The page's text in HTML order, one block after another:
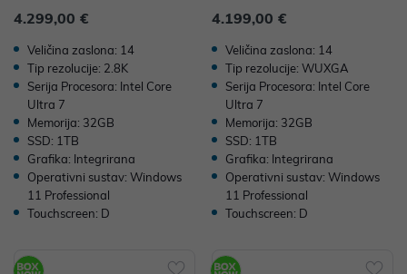
ltra 7 355, 32GB, 1TB SSD, W11
4.299,00 €
Veličina zaslona: 14
Tip rezolucije: 2.8K
Serija Procesora: Intel Core
Ultra 7
Memorija: 32GB
SSD: 1TB
Grafika: Integrirana
Operativni sustav: Windows
11 Professional
Touchscreen: D
7 355, 32GB, 1TB SSD, W11P, In
4.199,00 €
Veličina zaslona: 14
Tip rezolucije: WUXGA
Serija Procesora: Intel Core
Ultra 7
Memorija: 32GB
SSD: 1TB
Grafika: Integrirana
Operativni sustav: Windows
11 Professional
Touchscreen: D